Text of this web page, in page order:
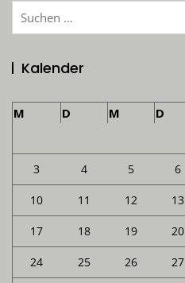
Suchen
Kalender
M D M D
3 4 5 6
10 11 12 13
17 18 19 20
24 25 26 27